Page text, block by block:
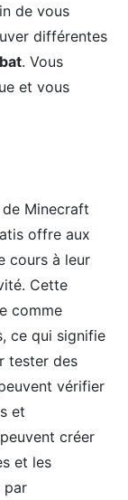
de vous
différentes
. Vous
et vous
Minecraft
offre aux
cours à leur
Cette
comme
ce qui signifie
tester des
vérifier
et
créer
et les
par